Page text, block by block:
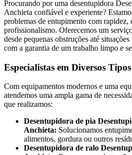
Procurando por uma desentupidora
Anchieta confiável e experiente?
problemas de entupimento com rapidez,
profissionalismo. Oferecemos um
desde pequenas obstruções até
com a garantia de um trabalho limpo e
Especialistas em Diversos
Com equipamentos modernos e uma
atendemos uma ampla gama de
que realizamos:
Desentupidora de pia
Anchieta: Solucionamos
alimentos, gordura ou outros
Desentupidora de ralo